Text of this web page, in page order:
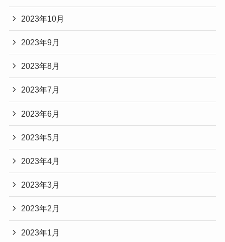
2023年10月
2023年9月
2023年8月
2023年7月
2023年6月
2023年5月
2023年4月
2023年3月
2023年2月
2023年1月